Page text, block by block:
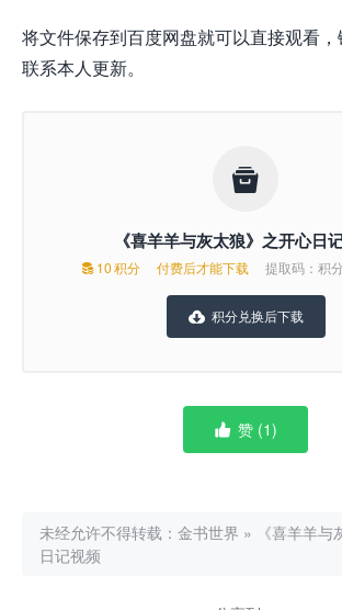
将文件保存到百度网盘就可以直接观看
联系本人更新。

《喜羊羊与灰太狼》之开心日
 10积分 付费后才能下载 提取码：积
积分兑换后下载
 赞 (1)
未经允许不得转载： 金书世界 »
《喜羊羊
日记视频